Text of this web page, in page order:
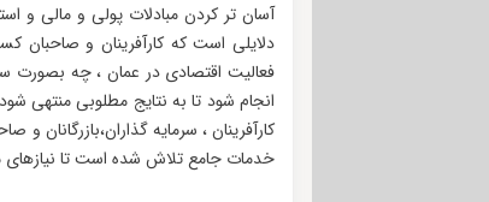
آسان تر کردن مبادلات پولی و مالی و
دلایلی است که کارآفرینان و صاحبان
فعالیت اقتصادی در عمان ، چه بصورت
انجام شود تا به نتایج مطلوبی منتهی
کارآفرینان ، سرمایه گذاران،بازرگانان
خدمات جامع تلاش شده است تا نیازهای